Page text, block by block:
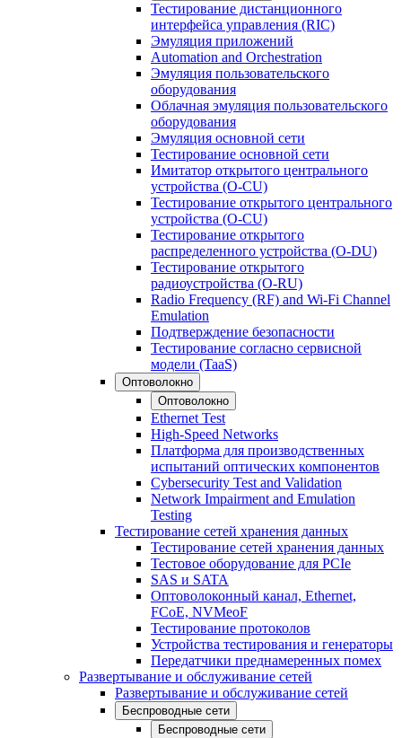
Тестирование дистанционного
интерфейса управления (RIC)
Эмуляция приложений
Automation and Orchestration
Эмуляция пользовательского
оборудования
Облачная эмуляция пользовательского
оборудования
Эмуляция основной сети
Тестирование основной сети
Имитатор открытого центрального
устройства (O-CU)
Тестирование открытого центрального
устройства (O-CU)
Тестирование открытого
распределенного устройства (O-DU)
Тестирование открытого
радиоустройства (O-RU)
Radio Frequency (RF) and Wi-Fi Channel
Emulation
Подтверждение безопасности
Тестирование согласно сервисной
модели (TaaS)
Оптоволокно
Оптоволокно
Ethernet Test
High-Speed Networks
Платформа для производственных
испытаний оптических компонентов
Cybersecurity Test and Validation
Network Impairment and Emulation
Testing
Тестирование сетей хранения данных
Тестирование сетей хранения данных
Тестовое оборудование для PCIe
SAS и SATA
Оптоволоконный канал, Ethernet,
FCoE, NVMeoF
Тестирование протоколов
Устройства тестирования и генераторы
Передатчики преднамеренных помех
Развертывание и обслуживание сетей
Развертывание и обслуживание сетей
Беспроводные сети
Беспроводные сети